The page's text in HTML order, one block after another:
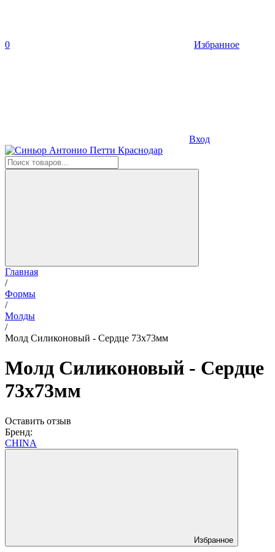
0 Избранное
Вход
Главная
/
Формы
/
Молды
/
Молд Силиконовый - Сердце 73х73мм
Молд Силиконовый - Сердце
73х73мм
Оставить отзыв
Бренд:
CHINA
Избранное